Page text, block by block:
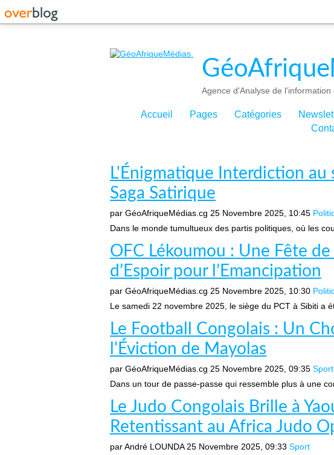
Agence d'Analyse de l'information
Accueil Pages Catégories
L'Énigmatique Interdiction au
Saga Satirique
par GéoAfriqueMédias.cg 25 Novembre 2025, 10:45
Dans le monde tumultueux des partis politiques, où les
OFC Lékoumou : Une Fête
d’Espoir pour l’Emancipation
par GéoAfriqueMédias.cg 25 Novembre 2025, 10:30
Le samedi 22 novembre 2025, le siège du PCT à Sibiti a
Le Football Congolais : Un
l'Éviction de Mayolas
par GéoAfriqueMédias.cg 25 Novembre 2025, 09:35 Sport
Dans un tour de passe-passe qui ressemble plus à une
Le Judo Congolais Brille à
Retentissant au Africa Judo
par André LOUNDA 25 Novembre 2025, 09:33 Sport